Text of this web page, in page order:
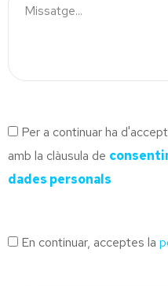
Per a continuar ha
amb la clàusula de
dades personals
En continuar, acceptes la